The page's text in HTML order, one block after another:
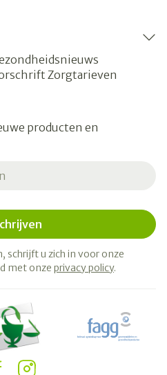
Zorgtarieven
producten en
schrijft u zich in voor onze
met onze privacy policy.